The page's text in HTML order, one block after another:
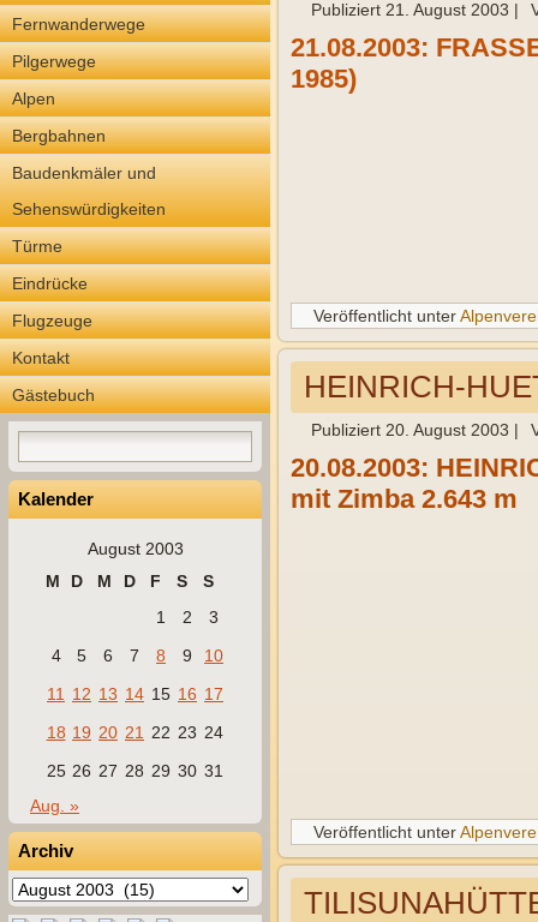
Fernwanderwege
Pilgerwege
Alpen
Bergbahnen
Baudenkmäler und
Sehenswürdigkeiten
Türme
Eindrücke
Flugzeuge
Kontakt
Gästebuch
Kalender
August 2003
M
D M D F S
S
1
2
3
4
5 6 7 8 9
10
11
12 13 14 15 16 17
18 19 20 21 22 23 24
25 26 27 28 29 30 31
Aug. »
Archiv
Archiv
Publiziert 21. August 2003 |
21.08.2003:
1985)
Veröffentlicht unter
HEINRICH-
Publiziert 20. August 2003 |
20.08.2003:
mit Zimba 2.643 m
Veröffentlicht unter